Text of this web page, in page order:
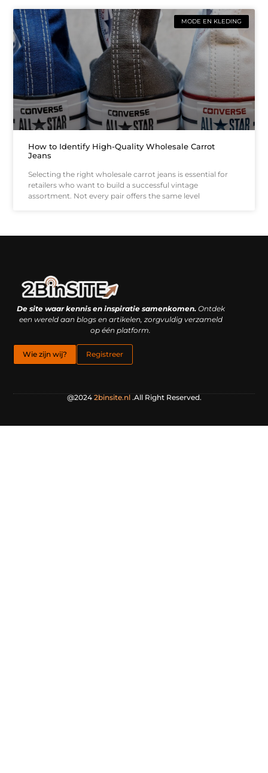
MODE EN KLEDING
How to Identify High-Quality Wholesale Carrot
Jeans
Selecting the right wholesale carrot jeans is essential for
retailers who want to build a successful vintage
assortment. Not every pair offers the same level
De site waar kennis en inspiratie samenkomen.Ontdek
een wereld aan blogs en artikelen, zorgvuldig verzameld
op één platform.
Wie zijn wij? Registreer
@2024 2binsite.nl.All Right Reserved.